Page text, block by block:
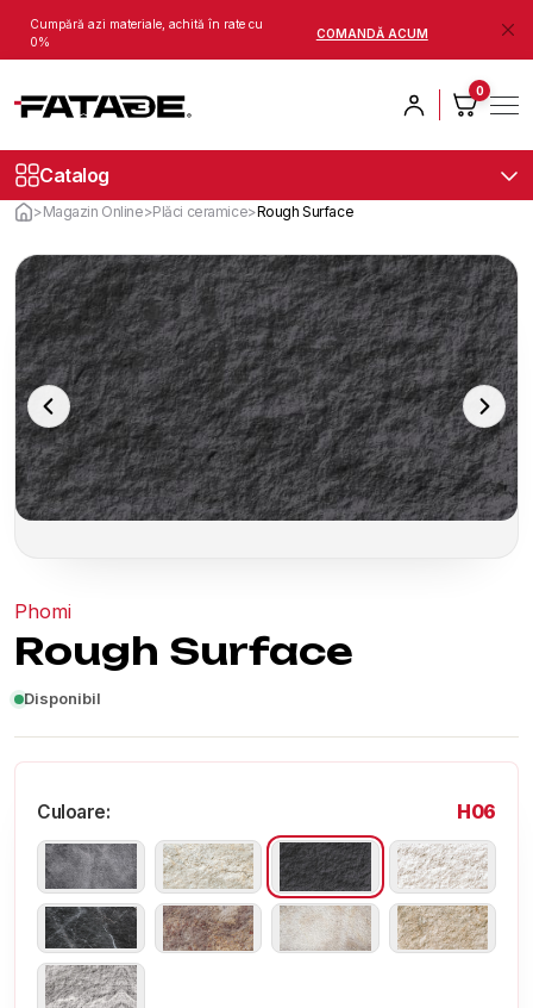
Cumpără azi materiale, achită în rate cu
0%
COMANDĂ ACUM
Catalog
0
>Magazin Online>Plăci ceramice>Rough Surface
Phomi
Rough Surface
Disponibil
Culoare: H06